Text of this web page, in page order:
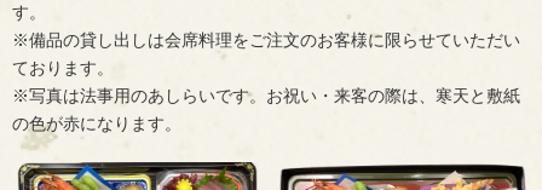
す。
※備品の貸し出しは会席料理をご注文のお客様に限らせていただい
ております。
※写真は法事用のあしらいです。お祝い・来客の際は、寒天と敷紙
の色が赤になります。